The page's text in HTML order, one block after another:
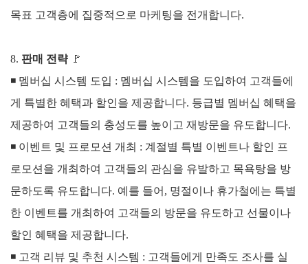
목표 고객층에 집중적으로 마케팅을 전개합니다.
8. 판매 전략 🚩
◾ 멤버십 시스템 도입 : 멤버십 시스템을 도입하여 고객들에
게 특별한 혜택과 할인을 제공합니다. 등급별 멤버십 혜택을
제공하여 고객들의 충성도를 높이고 재방문을 유도합니다.
◾ 이벤트 및 프로모션 개최 : 계절별 특별 이벤트나 할인 프
로모션을 개최하여 고객들의 관심을 유발하고 목욕탕을 방
문하도록 유도합니다. 예를 들어, 명절이나 휴가철에는 특별
한 이벤트를 개최하여 고객들의 방문을 유도하고 선물이나
할인 혜택을 제공합니다.
◾ 고객 리뷰 및 추천 시스템 : 고객들에게 만족도 조사를 실